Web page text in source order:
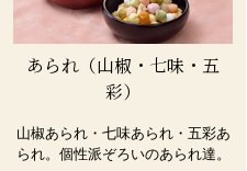
あられ（山椒・七味・五
彩）
山椒あられ・七味あられ・五彩あ
られ。個性派ぞろいのあられ達。